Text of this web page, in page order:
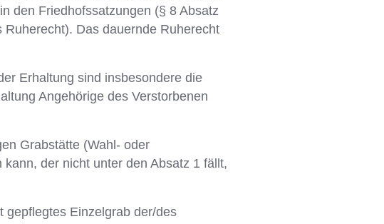
den Friedhofssatzungen (§ 8 Absatz
Das dauernde Ruherecht
Erhaltung sind insbesondere die
Angehörige des Verstorbenen
Grabstätte (Wahl- oder
der nicht unter den Absatz 1 fällt,
gepflegtes Einzelgrab der/des